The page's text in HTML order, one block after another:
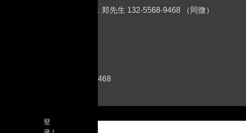
登
参展咨询：郑先生 132-5568-9468 （同微）
13255689468